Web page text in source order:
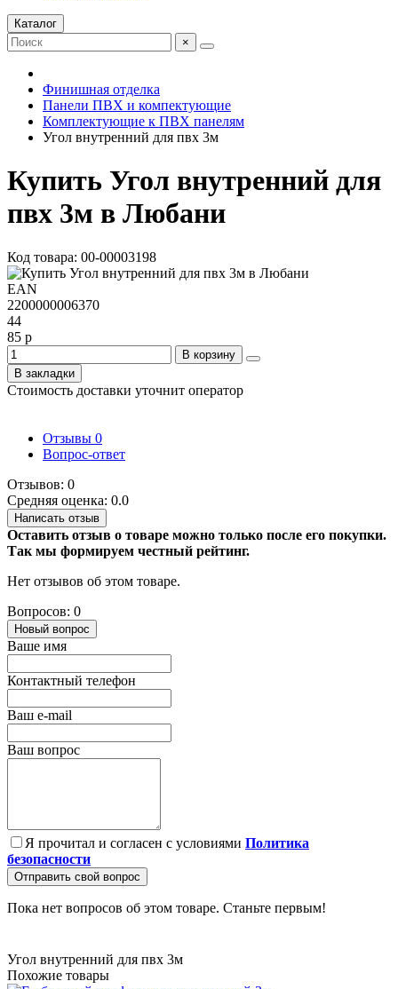
Каталог
×
Финишная отделка
Панели ПВХ и компектующие
Комплектующие к ПВХ панелям
Угол внутренний для пвх 3м
Купить Угол внутренний для
пвх 3м в Любани
Код товара: 00-00003198
EAN
2200000006370
44
85 р
В корзину
В закладки
Стоимость доставки уточнит оператор
Отзывы 0
Вопрос-ответ
Отзывов: 0
Средняя оценка: 0.0
Написать отзыв
Оставить отзыв о товаре можно только после его покупки.
Так мы формируем честный рейтинг.
Нет отзывов об этом товаре.
Вопросов: 0
Новый вопрос
Ваше имя
Контактный телефон
Ваш e-mail
Ваш вопрос
Я прочитал и согласен с условиями Политика
безопасности
Отправить свой вопрос
Пока нет вопросов об этом товаре. Станьте первым!
Угол внутренний для пвх 3м
Похожие товары